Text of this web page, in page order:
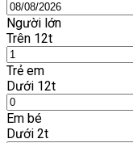
Người lớn
Trên 12t
Trẻ em
Dưới 12t
Em bé
Dưới 2t